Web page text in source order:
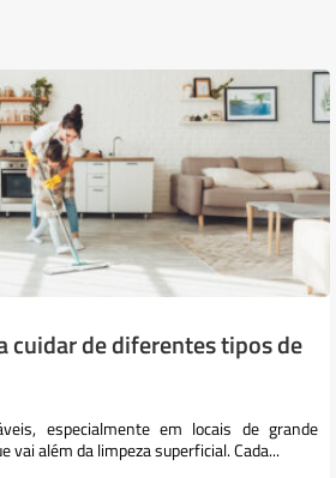
cuidar de diferentes tipos de
especialmente em locais de grande
vai além da limpeza superficial. Cada...